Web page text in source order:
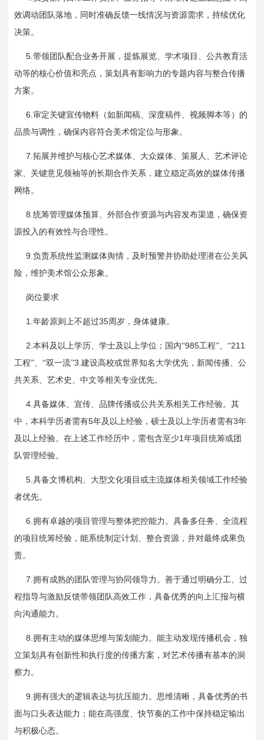
效调动团队落地，同时准确反馈一线情况与资源需求，持续优化
决策。
5.带领团队配合业务开展，提炼展览、学术项目、公共教育活
动等的核心价值和亮点，策划具有影响力的专题内容与整合传播
方案。
6.审定关键宣传物料（如新闻稿、深度稿件、视频脚本等）的
品质与调性，确保内容符合美术馆定位与形象。
7.拓展并维护与核心艺术媒体、大众媒体、策展人、艺术评论
家、关键意见领袖等的长期合作关系，建立稳定高效的媒体传播
网络。
8.统筹管理媒体预算、外部合作资源与内容发布渠道，确保资
源投入的有效性与合理性。
9.负责系统性监测媒体舆情，及时预警并协助处理潜在公关风
险，维护美术馆公众形象。
岗位要求
1.年龄原则上不超过35周岁，身体健康。
2.本科及以上学历、学士及以上学位；国内“985工程”、“211
工程”、“双一流”3.建设高校或世界知名大学优先，新闻传播、公
共关系、艺术史、中文等相关专业优先。
4.具备媒体、宣传、品牌传播或公共关系相关工作经验。其
中，本科学历者需有5年及以上经验，硕士及以上学历者需有3年
及以上经验。在上述工作经历中，需包含至少1年项目统筹或团
队管理经验。
5.具备文博机构、大型文化项目或主流媒体相关领域工作经验
者优先。
6.拥有卓越的项目管理与整体把控能力。具备多任务、全流程
的项目统筹经验，能系统制定计划、整合资源，并对最终成果负
责。
7.拥有成熟的团队管理与协同领导力。善于通过明确分工、过
程指导与激励反馈带领团队高效工作，具备优秀的向上汇报与横
向沟通能力。
8.拥有主动的媒体思维与策划能力。能主动发现传播机会，独
立策划具有创新性和执行度的传播方案，对艺术传播有基本的洞
察力。
9.拥有强大的逻辑表达与抗压能力。思维清晰，具备优秀的书
面与口头表达能力；能在高强度、快节奏的工作中保持稳定输出
与积极心态。